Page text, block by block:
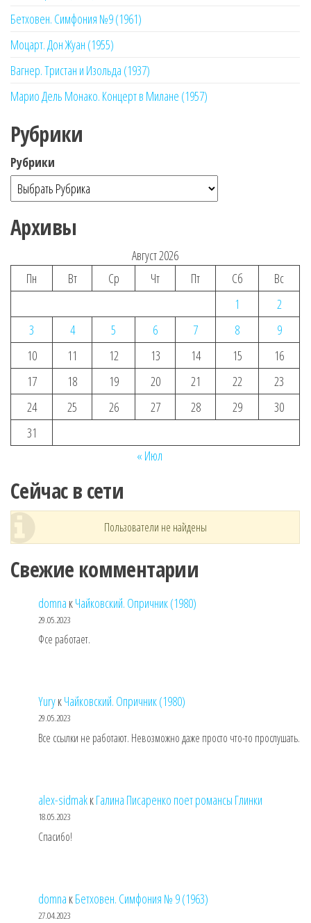
Бетховен. Симфония №9 (1961)
Моцарт. Дон Жуан (1955)
Вагнер. Тристан и Изольда (1937)
Марио Дель Монако. Концерт в Милане (1957)
Рубрики
Рубрики
Архивы
Август 2026
Пн
Вт Ср Чт Пт Сб
Вс
1
2
3
4 5 6 7 8
9
10
11 12 13 14 15
16
17
18 19 20 21 22
23
24
25 26 27 28 29
30
31
« Июл
Сейчас в сети
Пользователи не найдены
Свежие комментарии
domna кЧайковский. Опричник (1980)
29.05.2023
Фсе работает.
YuryкЧайковский. Опричник (1980)
29.05.2023
Все ссылки не работают. Невозможно даже просто что-то прослушать.
alex-sidmakкГалина Писаренко поет романсы Глинки
18.05.2023
Спасибо!
domna кБетховен. Симфония № 9 (1963)
27.04.2023